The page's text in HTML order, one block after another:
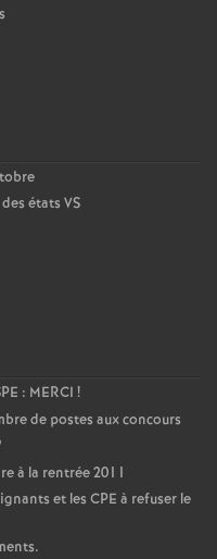
états VS
: MERCI !
de postes aux concours
à la rentrée 2011
et les CPE à refuser le